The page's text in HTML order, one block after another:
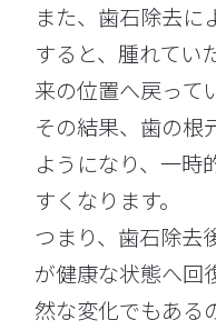
また、歯石除去に
すると、腫れてい
来の位置へ戻って
その結果、歯の根
ようになり、一時
すくなります。
つまり、歯石除去
が健康な状態へ回
然な変化でもある